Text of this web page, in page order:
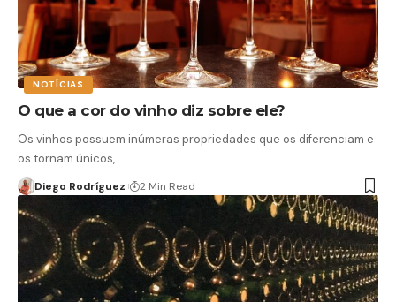
NOTÍCIAS
O que a cor do vinho diz sobre ele?
Os vinhos possuem inúmeras propriedades que os diferenciam e
os tornam únicos,…
Diego Rodríguez 2 Min Read